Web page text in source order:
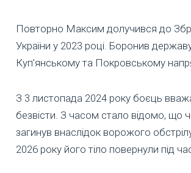
Повторно Максим долучився до
України у 2023 році. Боронив
Куп'янському та Покровському
З 3 листопада 2024 року боєць
безвісти. З часом стало відомо, що
загинув внаслідок ворожого
2026 року його тіло повернули під